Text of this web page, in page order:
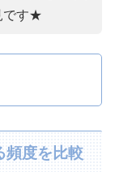
です★
頻度を比較